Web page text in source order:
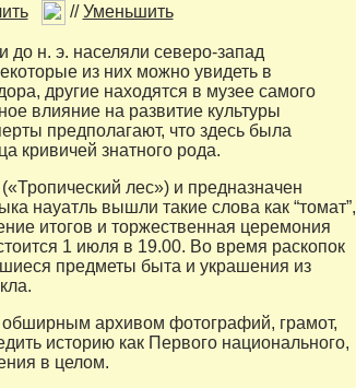
//Уменьшить
до н. э. населяли северо-запад
из них можно увидеть в
другие находятся в музее самого
влияние на развитие культуры
предполагают, что здесь была
кривичей знатного рода.
лес») и предназначен
науатль вышли такие слова как “томат”,
итогов и торжественная церемония
1 июля в 19.00. Во время раскопок
предметы быта и украшения из
обширным архивом фотографий, грамот,
историю как Первого национального,
в целом.